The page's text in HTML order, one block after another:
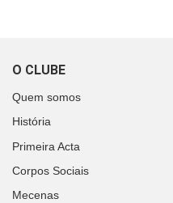
O CLUBE
Quem somos
História
Primeira Acta
Corpos Sociais
Mecenas